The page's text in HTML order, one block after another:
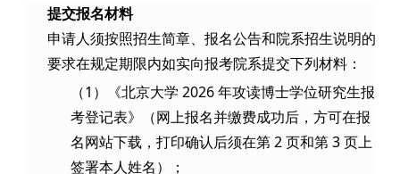
提交报名材料
申请人须按照招生简章、报名公告和院系招生说明的
要求在规定期限内如实向报考院系提交下列材料：
（1）《北京大学 2026 年攻读博士学位研究生报
考登记表》（网上报名并缴费成功后，方可在报
名网站下载，打印确认后须在第 2 页和第 3 页上
签署本人姓名）；